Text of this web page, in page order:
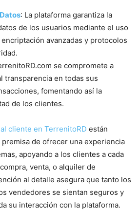
: La plataforma garantiza la
de los usuarios mediante el uso
avanzadas y protocolos
se compromete a
transparencia en todas sus
fomentando así la
de los clientes.
cliente en TerrenitoRD están
de ofrecer una experiencia
apoyando a los clientes a cada
venta, o alquiler de
al detalle asegura que tanto los
vendedores se sientan seguros y
su interacción con la plataforma.